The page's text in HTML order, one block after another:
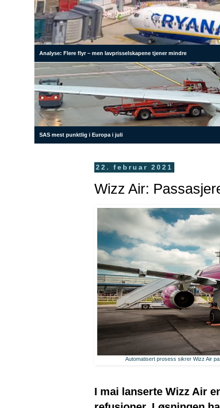
Analyse: Flere flyr – men lavprisselskapene tjener mindre
SAS mest punktlig i Europa i juli
22. februar 2021
Wizz Air:
Automatisert prosess sikrer Wizz Air
I mai lanserte Wizz Air